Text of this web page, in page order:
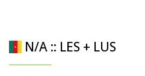
N/A :: LES + LUS